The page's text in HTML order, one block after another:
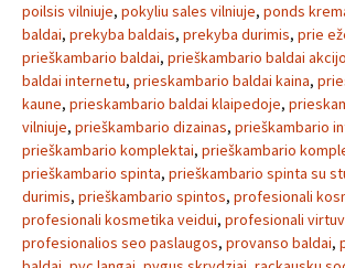
poilsis vilniuje, pokyliu sales vilniuje, ponds
baldai, prekyba baldais, prekyba durimis, prie
prieškambario baldai, prieškambario baldai
baldai internetu, prieskambario baldai kaina,
kaune, prieskambario baldai klaipedoje,
vilniuje, prieškambario dizainas, prieškambario
prieškambario komplektai, prieškambario
prieškambario spinta, prieškambario spinta su
durimis, prieškambario spintos, profesionali
profesionali kosmetika veidui, profesionali
profesionalios seo paslaugos, provanso baldai,